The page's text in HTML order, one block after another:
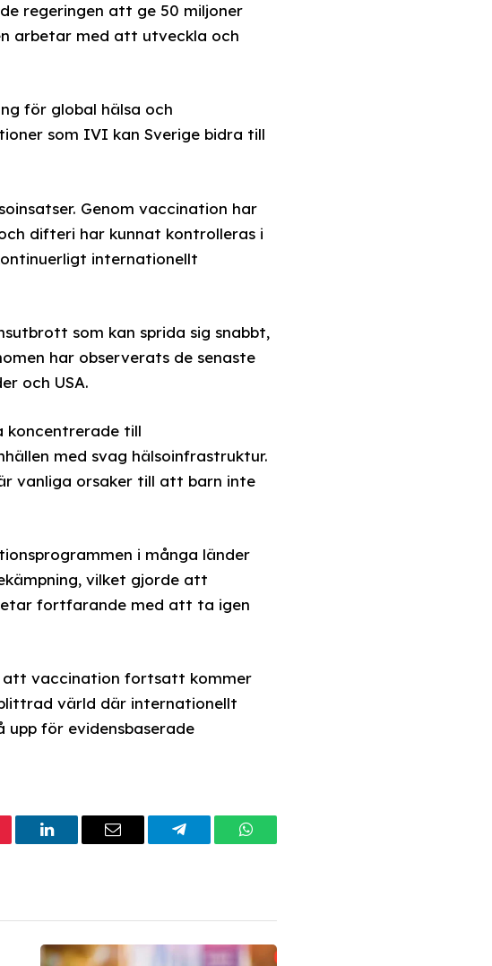
regeringen att ge 50 miljoner
arbetar med att utveckla och
för global hälsa och
som IVI kan Sverige bidra till
Genom vaccination har
difteri har kunnat kontrolleras i
internationellt
som kan sprida sig snabbt,
har observerats de senaste
och USA.
koncentrerade till
med svag hälsoinfrastruktur.
vanliga orsaker till att barn inte
i många länder
vilket gjorde att
fortfarande med att ta igen
att vaccination fortsatt kommer
värld där internationellt
för evidensbaserade
LinkedInEmail TelegramWhatsApp